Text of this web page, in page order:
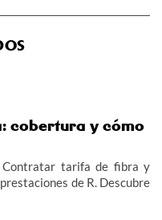
cobertura y cómo
Contratar tarifa de fibra y
de R. Descubre